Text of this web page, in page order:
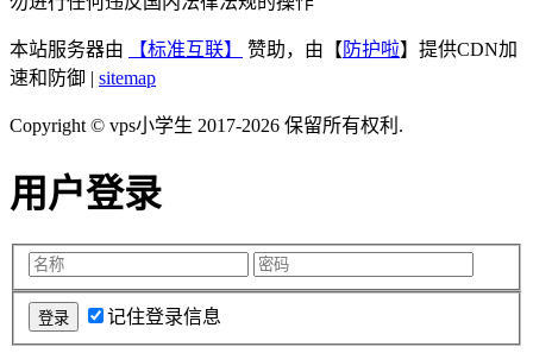
本站服务器由 【标准互联】 赞助，由【 防护啦】提供CDN加
速和防御 | sitemap
Copyright © vps小学生 2017-2026 保留所有权利.
用户登录
记住登录信息